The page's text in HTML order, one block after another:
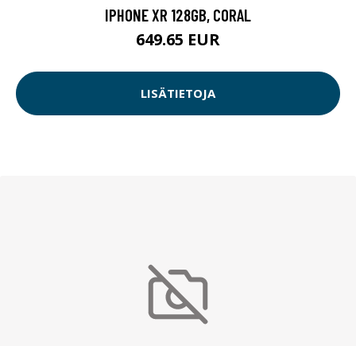
IPHONE XR 128GB, CORAL
649.65 EUR
LISÄTIETOJA